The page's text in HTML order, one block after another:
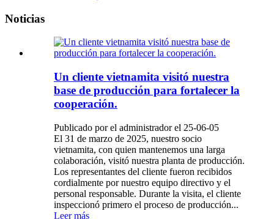
Noticias
Un cliente vietnamita visitó nuestra
base de producción para fortalecer la
cooperación.
Publicado por el administrador el 25-06-05
El 31 de marzo de 2025, nuestro socio
vietnamita, con quien mantenemos una larga
colaboración, visitó nuestra planta de producción.
Los representantes del cliente fueron recibidos
cordialmente por nuestro equipo directivo y el
personal responsable. Durante la visita, el cliente
inspeccionó primero el proceso de producción...
Leer más